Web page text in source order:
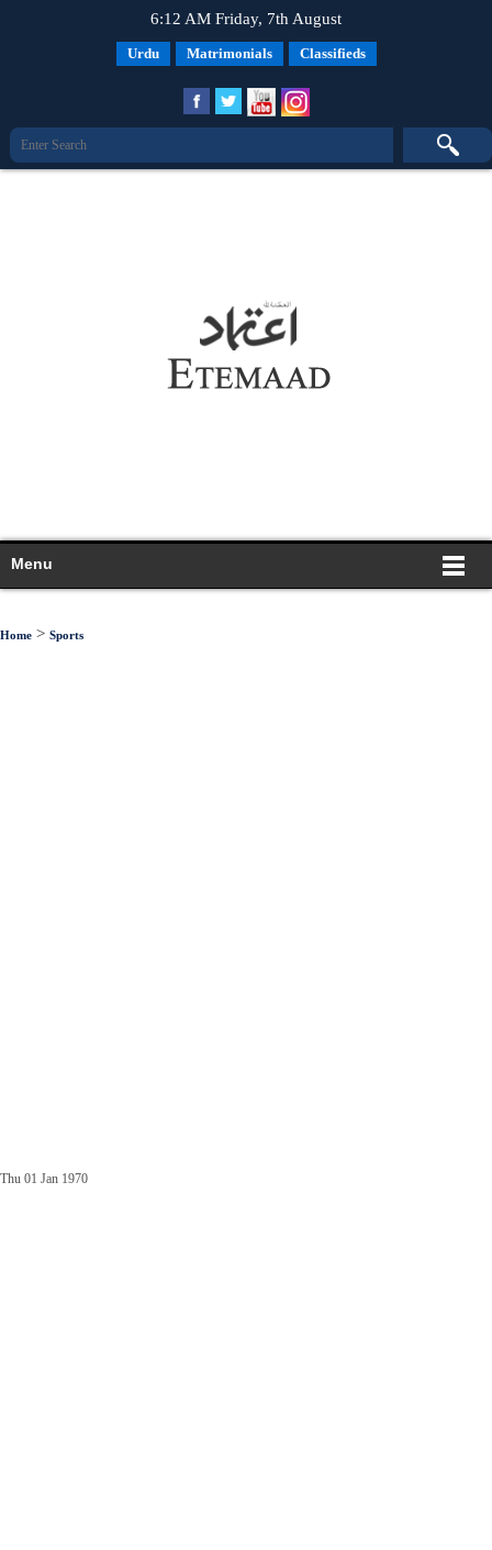
6:12 AM Friday, 7th August
Urdu Matrimonials Classifieds
Menu
Home > Sports
Thu 01 Jan 1970